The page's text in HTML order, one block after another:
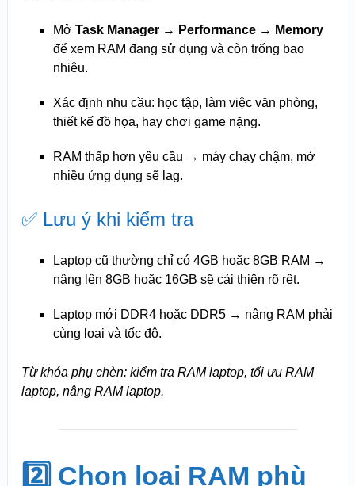
Mở Task Manager → Performance → Memory
để xem RAM đang sử dụng và còn trống bao
nhiêu.
Xác định nhu cầu: học tập, làm việc văn phòng,
thiết kế đồ họa, hay chơi game nặng.
RAM thấp hơn yêu cầu → máy chạy chậm, mở
nhiều ứng dụng sẽ lag.
✅ Lưu ý khi kiểm tra
Laptop cũ thường chỉ có 4GB hoặc 8GB RAM →
nâng lên 8GB hoặc 16GB sẽ cải thiện rõ rệt.
Laptop mới DDR4 hoặc DDR5 → nâng RAM phải
cùng loại và tốc độ.
Từ khóa phụ chèn: kiểm tra RAM laptop, tối ưu RAM
laptop, nâng RAM laptop.
2️⃣ Chọn loại RAM phù